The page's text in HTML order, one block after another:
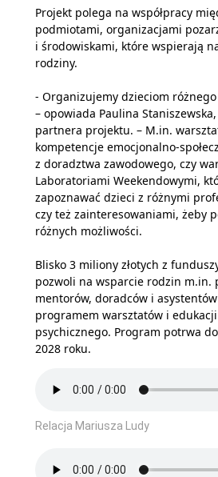
Projekt polega na współpracy
podmiotami, organizacjami
i środowiskami, które wspierają
rodziny.
- Organizujemy dzieciom
– opowiada Paulina
partnera projektu. – M.in.
kompetencje emocjonalno-
z doradztwa zawodowego, czy
Laboratoriami Weekendowymi,
zapoznawać dzieci z różnymi
czy też zainteresowaniami, żeby
różnych możliwości.
Blisko 3 miliony złotych z
pozwoli na wsparcie rodzin m.in.
mentorów, doradców i
programem warsztatów i
psychicznego. Program potrwa
2028 roku.
Relacja Mariusza Ludy